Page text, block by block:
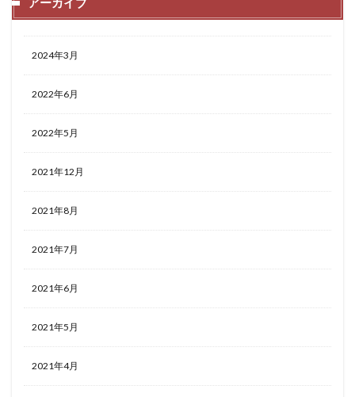
アーカイブ
2024年3月
2022年6月
2022年5月
2021年12月
2021年8月
2021年7月
2021年6月
2021年5月
2021年4月